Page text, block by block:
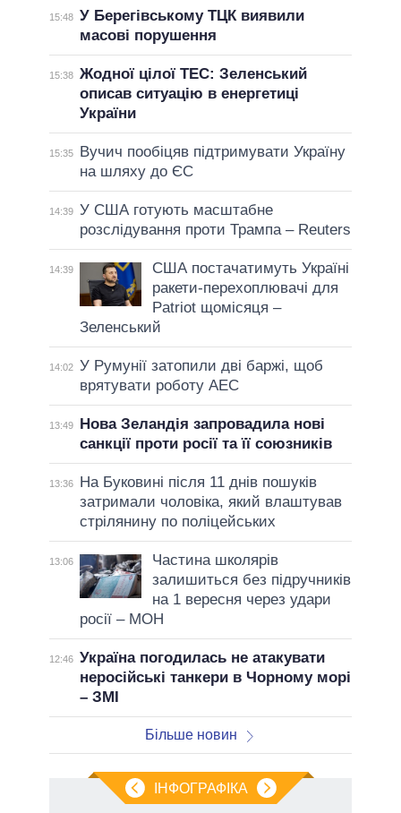
15:48 У Берегівському ТЦК виявили
масові порушення
15:38 Жодної цілої ТЕС: Зеленський
описав ситуацію в енергетиці
України
15:35
Вучич пообіцяв підтримувати Україну
на шляху до ЄС
14:39 У США готують масштабне
розслідування проти Трампа – Reuters
14:39
США постачатимуть Україні
ракети-перехоплювачі для
Patriot щомісяця –
Зеленський
14:02 У Румунії затопили дві баржі, щоб
врятувати роботу АЕС
13:49
Нова Зеландія запровадила нові
санкції проти росії та її союзників
13:36
На Буковині після 11 днів пошуків
затримали чоловіка, який влаштував
стрілянину по поліцейських
13:06
Частина школярів
залишиться без підручників
на 1 вересня через удари
росії – МОН
12:46 Україна погодилась не атакувати
неросійські танкери в Чорному морі
– ЗМІ
Більше новин
ІНФОГРАФІКА